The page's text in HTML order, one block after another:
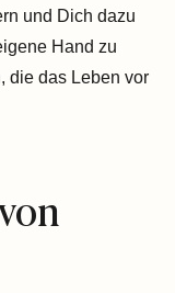
und Dich dazu
Hand zu
die das Leben vor